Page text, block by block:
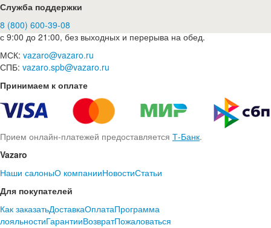
Служба поддержки
8 (800) 600-39-08
с 9:00 до 21:00, без выходных и перерыва на обед.
МСК: vazaro@vazaro.ru
СПБ: vazaro.spb@vazaro.ru
Принимаем к оплате
Прием онлайн-платежей предоставляется Т-Банк.
Vazaro
Наши салоныО компанииНовостиСтатьи
Для покупателей
Как заказатьДоставкаОплатаПрограмма
лояльностиГарантииВозвратПожаловаться